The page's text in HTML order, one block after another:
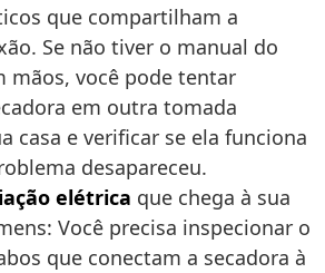
que compartilham a
Se não tiver o manual do
mãos, você pode tentar
em outra tomada
casa e verificar se ela funciona
desapareceu.
elétrica que chega à sua
Você precisa inspecionar o
que conectam a secadora à